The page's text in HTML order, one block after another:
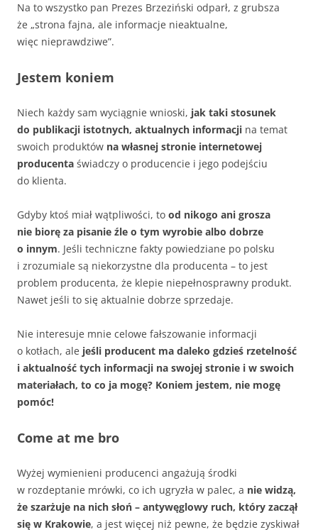
Na to wszystko pan Prezes Brzeziński odparł, z grubsza
że „strona fajna, ale informacje nieaktualne,
więc nieprawdziwe”.
Jestem koniem
Niech każdy sam wyciągnie wnioski, jak taki stosunek
do publikacji istotnych, aktualnych informacji na temat
swoich produktów na własnej stronie internetowej
producenta świadczy o producencie i jego podejściu
do klienta.
Gdyby ktoś miał wątpliwości, to od nikogo ani grosza
nie biorę za pisanie źle o tym wyrobie albo dobrze
o innym. Jeśli techniczne fakty powiedziane po polsku
i zrozumiale są niekorzystne dla producenta – to jest
problem producenta, że klepie niepełnosprawny produkt.
Nawet jeśli to się aktualnie dobrze sprzedaje.
Nie interesuje mnie celowe fałszowanie informacji
o kotłach, ale jeśli producent ma daleko gdzieś rzetelność
i aktualność tych informacji na swojej stronie i w swoich
materiałach, to co ja mogę? Koniem jestem, nie mogę
pomóc!
Come at me bro
Wyżej wymienieni producenci angażują środki
w rozdeptanie mrówki, co ich ugryzła w palec, a nie widzą,
że szarżuje na nich słoń – antywęglowy ruch, który zaczął
się w Krakowie, a jest więcej niż pewne, że będzie zyskiwał